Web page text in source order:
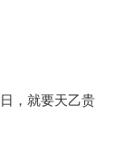
，就要天乙贵